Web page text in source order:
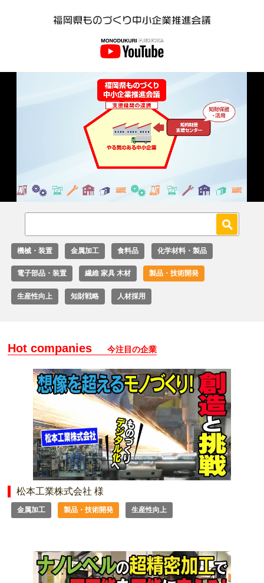
Unmute Loaded:
機械・装置 金属加工 食料品 化学材料・製品
電子部品・装置 繊維 家具 木材 製品・技術開発
生産性向上 知財戦略 人材採用
Hot companies 今注目の企業
松本工業株式会社 様
金属加工 製品・技術開発 生産性向上